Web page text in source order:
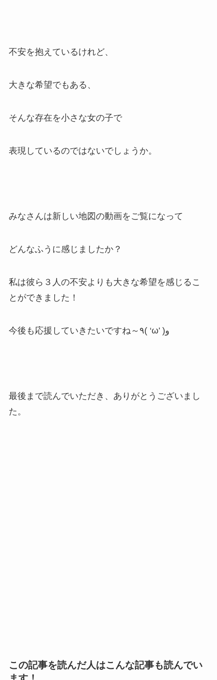
不安を抱えているけれど、
大きな希望でもある、
そんな存在を小さな女の子で
表現しているのではないでしょうか。
みなさんは新しい地図の動画をご覧になって
どんなふうに感じましたか？
私は彼ら３人の不安よりも大きな希望を感じるこ
とができました！
今後も応援していきたいですね～٩( ‘ω’ )و
最後まで読んでいただき、ありがとうございまし
た。
この記事を読んだ人はこんな記事も読んでい